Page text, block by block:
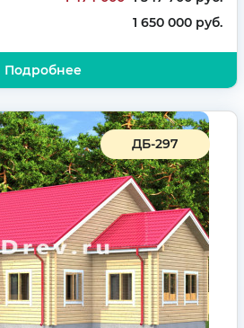
1 650 000 руб.
Подробнее
ДБ-297